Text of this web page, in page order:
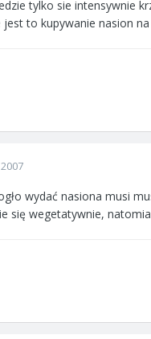
tylko sie intensywnie
to kupywanie nasion
wydać nasiona musi
się wegetatywnie,